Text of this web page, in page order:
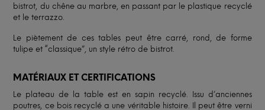
bistrot, du chêne au marbre, en passant par le plastique recyclé
et le terrazzo.
Le piètement de ces tables peut être carré, rond, de forme
tulipe et “classique”, un style rétro de bistrot.
MATÉRIAUX ET CERTIFICATIONS
Le plateau de la table est en sapin recyclé. Issu d’anciennes
poutres, ce bois recyclé a une véritable histoire. Il peut être verni